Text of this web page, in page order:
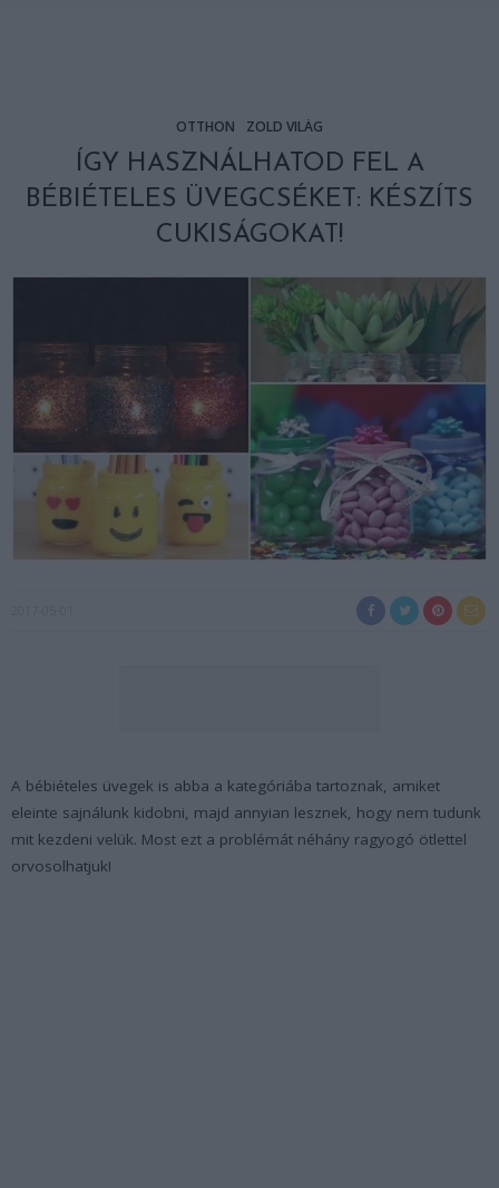
OTTHON ZÖLD VILÁG
ÍGY HASZNÁLHATOD FEL A
BÉBIÉTELES ÜVEGCSÉKET: KÉSZÍTS
CUKISÁGOKAT!
A bébiételes üvegek is abba a kategóriába tartoznak, amiket
eleinte sajnálunk kidobni, majd annyian lesznek, hogy nem tudunk
mit kezdeni velük. Most ezt a problémát néhány ragyogó ötlettel
orvosolhatjuk!